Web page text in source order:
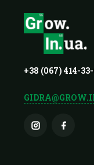
+38 (067) 414-